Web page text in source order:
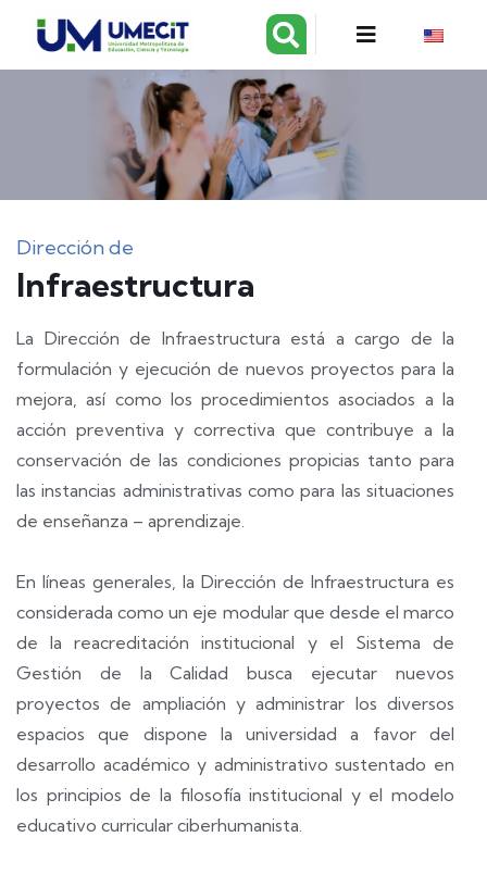
Dirección de
Infraestructura
La Dirección de Infraestructura está a cargo de la
formulación y ejecución de nuevos proyectos para la
mejora, así como los procedimientos asociados a la
acción preventiva y correctiva que contribuye a la
conservación de las condiciones propicias tanto para
las instancias administrativas como para las situaciones
de enseñanza – aprendizaje.
En líneas generales, la Dirección de Infraestructura es
considerada como un eje modular que desde el marco
de la reacreditación institucional y el Sistema de
Gestión de la Calidad busca ejecutar nuevos
proyectos de ampliación y administrar los diversos
espacios que dispone la universidad a favor del
desarrollo académico y administrativo sustentado en
los principios de la filosofía institucional y el modelo
educativo curricular ciberhumanista.